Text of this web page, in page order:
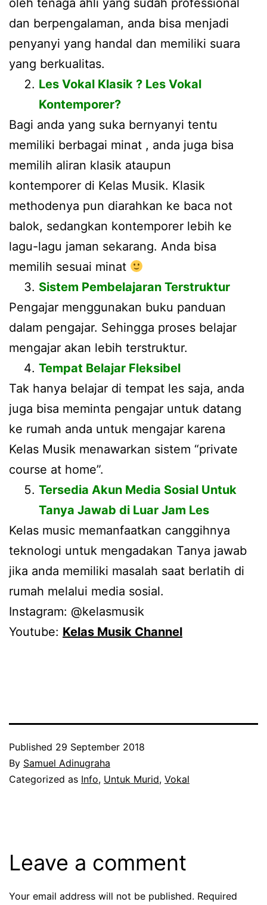
oleh tenaga ahli yang sudah professional
dan berpengalaman, anda bisa menjadi
penyanyi yang handal dan memiliki suara
yang berkualitas.
Les Vokal Klasik ? Les Vokal
Kontemporer?
Bagi anda yang suka bernyanyi tentu
memiliki berbagai minat , anda juga bisa
memilih aliran klasik ataupun
kontemporer di Kelas Musik. Klasik
methodenya pun diarahkan ke baca not
balok, sedangkan kontemporer lebih ke
lagu-lagu jaman sekarang. Anda bisa
memilih sesuai minat
Sistem Pembelajaran Terstruktur
Pengajar menggunakan buku panduan
dalam pengajar. Sehingga proses belajar
mengajar akan lebih terstruktur.
Tempat Belajar Fleksibel
Tak hanya belajar di tempat les saja, anda
juga bisa meminta pengajar untuk datang
ke rumah anda untuk mengajar karena
Kelas Musik menawarkan sistem “private
course at home”.
Tersedia Akun Media Sosial Untuk
Tanya Jawab di Luar Jam Les
Kelas music memanfaatkan canggihnya
teknologi untuk mengadakan Tanya jawab
jika anda memiliki masalah saat berlatih di
rumah melalui media sosial.
Instagram: @kelasmusik
Youtube: Kelas Musik Channel
Published 29 September 2018
By Samuel Adinugraha
Categorized as Info, Untuk Murid, Vokal
Leave a comment
Your email address will not be published. Required